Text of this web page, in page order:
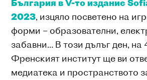
България в V-то издание
2023, изцяло посветено на
форми – образователни,
забавни… В този дълъг ден, на
Френският институт ще ви
медиатека и пространството